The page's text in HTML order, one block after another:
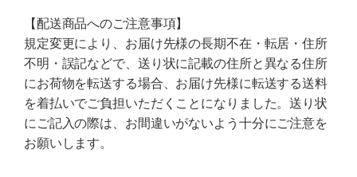
【配送商品へのご注意事項】
規定変更により、お届け先様の長期不在・転居・住所
不明・誤記などで、送り状に記載の住所と異なる住所
にお荷物を転送する場合、お届け先様に転送する送料
を着払いでご負担いただくことになりました。送り状
にご記入の際は、お間違いがないよう十分にご注意を
お願いします。